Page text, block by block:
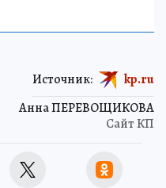
Анна ПЕРЕВОЩИКОВА
Сайт КП
Источник: kp.ru